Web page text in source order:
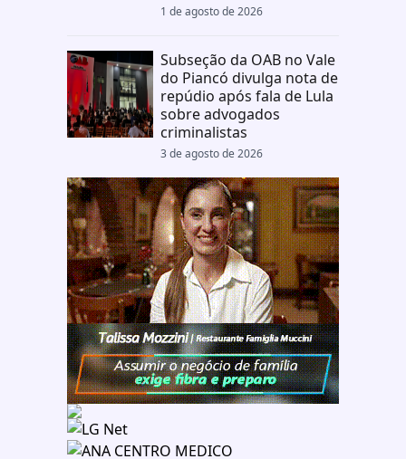
1 de agosto de 2026
Subseção da OAB no Vale
do Piancó divulga nota de
repúdio após fala de Lula
sobre advogados
criminalistas
3 de agosto de 2026